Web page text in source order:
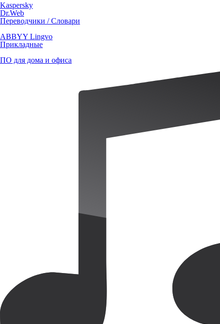
Kaspersky
Dr.Web
Переводчики / Словари
ABBYY Lingvo
Прикладные
ПО для дома и офиса